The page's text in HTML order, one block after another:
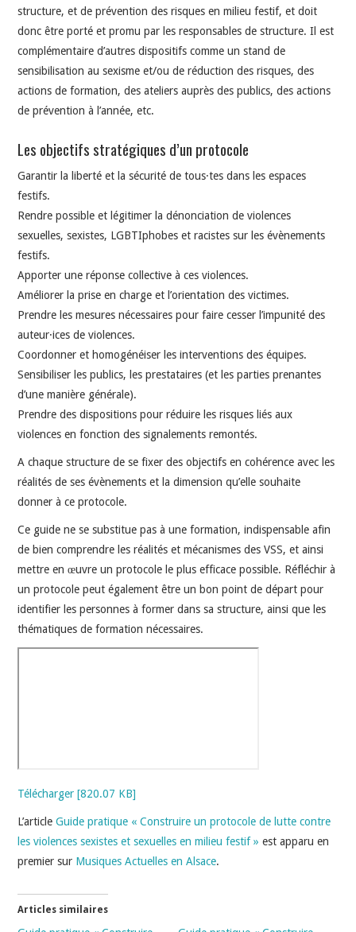
structure, et de prévention des risques en milieu festif, et doit
donc être porté et promu par les responsables de structure. Il est
complémentaire d’autres dispositifs comme un stand de
sensibilisation au sexisme et/ou de réduction des risques, des
actions de formation, des ateliers auprès des publics, des actions
de prévention à l’année, etc.
Les objectifs stratégiques d’un protocole
Garantir la liberté et la sécurité de tous·tes dans les espaces
festifs.
Rendre possible et légitimer la dénonciation de violences
sexuelles, sexistes, LGBTIphobes et racistes sur les évènements
festifs.
Apporter une réponse collective à ces violences.
Améliorer la prise en charge et l’orientation des victimes.
Prendre les mesures nécessaires pour faire cesser l’impunité des
auteur·ices de violences.
Coordonner et homogénéiser les interventions des équipes.
Sensibiliser les publics, les prestataires (et les parties prenantes
d’une manière générale).
Prendre des dispositions pour réduire les risques liés aux
violences en fonction des signalements remontés.
A chaque structure de se fixer des objectifs en cohérence avec les
réalités de ses évènements et la dimension qu’elle souhaite
donner à ce protocole.
Ce guide ne se substitue pas à une formation, indispensable afin
de bien comprendre les réalités et mécanismes des VSS, et ainsi
mettre en œuvre un protocole le plus efficace possible. Réfléchir à
un protocole peut également être un bon point de départ pour
identifier les personnes à former dans sa structure, ainsi que les
thématiques de formation nécessaires.
Télécharger [820.07 KB]
L’articleGuide pratique « Construire un protocole de lutte contre
les violences sexistes et sexuelles en milieu festif » est apparu en
premier sur Musiques Actuelles en Alsace.
Articles similaires